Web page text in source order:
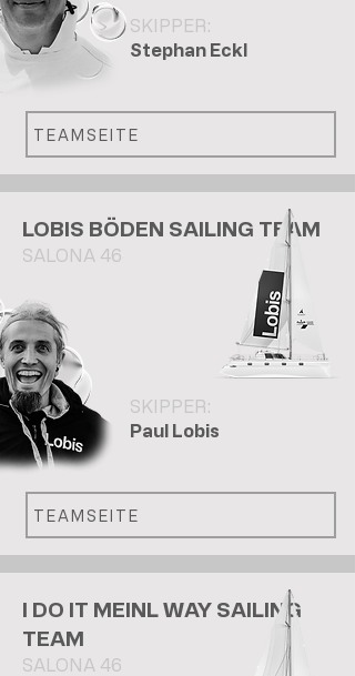
Stephan Eckl
SKIPPER:
TEAMSEITE
LOBIS BÖDEN SAILING TEAM
Paul Lobis
SALONA 46
SKIPPER:
TEAMSEITE
I DO IT MEINL WAY SAILING
TEAM
SALONA 46